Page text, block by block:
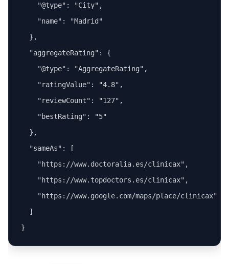
    "@type": "City",
    "name": "Madrid"
  },
  "aggregateRating": {
    "@type": "AggregateRating",
    "ratingValue": "4.8",
    "reviewCount": "127",
    "bestRating": "5"
  },
  "sameAs": [
    "https://www.doctoralia.es/clinicax",
    "https://www.topdoctors.es/clinicax",
    "https://www.google.com/maps/place/clinicax"
  ]